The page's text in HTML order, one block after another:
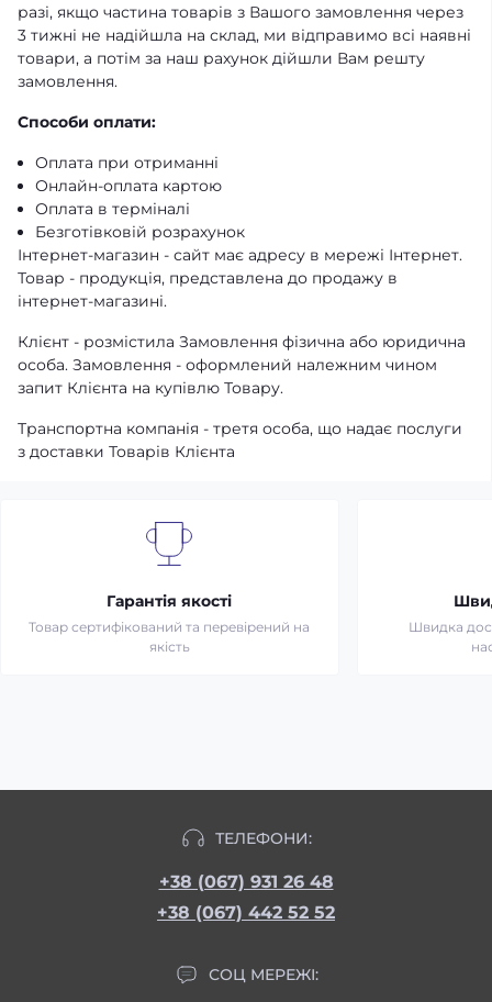
разі, якщо частина товарів з Вашого замовлення через
3 тижні не надійшла на склад, ми відправимо всі наявні
товари, а потім за наш рахунок дійшли Вам решту
замовлення.
Способи оплати:
Оплата при отриманні
Онлайн-оплата картою
Оплата в терміналі
Безготівковій розрахунок
Інтернет-магазин - сайт має адресу в мережі Інтернет.
Товар - продукція, представлена ​​до продажу в
інтернет-магазині.
Клієнт - розмістила Замовлення фізична або юридична
особа. Замовлення - оформлений належним чином
запит Клієнта на купівлю Товару.
Транспортна компанія - третя особа, що надає послуги
з доставки Товарів Клієнта
Гарантія якості
Товар сертифікований та перевірений на
якість
Швидка
ТЕЛЕФОНИ:
+38 (067) 931 26 48
+38 (067) 442 52 52
СОЦ МЕРЕЖІ: